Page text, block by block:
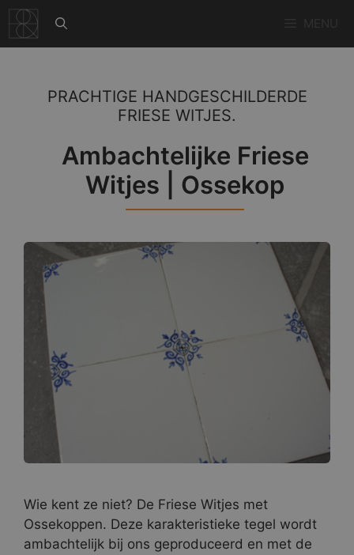
naar
de
PRACHTIGE HANDGESCHILDERDE
FRIESE WITJES.
Ambachtelijke Friese
Witjes | Ossekop
Wie kent ze niet? De Friese Witjes met
Ossekoppen. Deze karakteristieke tegel wordt
ambachtelijk bij ons geproduceerd en met de